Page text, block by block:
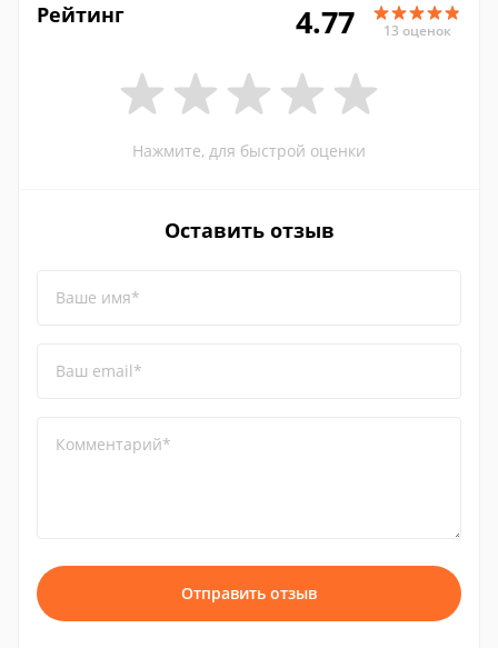
Рейтинг 4.77 13 оценок
Нажмите, для быстрой оценки
Оставить отзыв
Ваше имя*
Ваш email*
Комментарий*
Отправить отзыв